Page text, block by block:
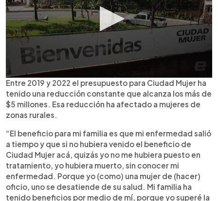
Entre 2019 y 2022 el presupuesto para Ciudad Mujer ha
tenido una reducción constante que alcanza los más de
$5 millones. Esa reducción ha afectado a mujeres de
zonas rurales.
“El beneficio para mi familia es que mi enfermedad salió
a tiempo y que si no hubiera venido el beneficio de
Ciudad Mujer acá, quizás yo no me hubiera puesto en
tratamiento, yo hubiera muerto, sin conocer mi
enfermedad. Porque yo (como) una mujer de (hacer)
oficio, uno se desatiende de su salud. Mi familia ha
tenido beneficios por medio de mí, porque yo superé la